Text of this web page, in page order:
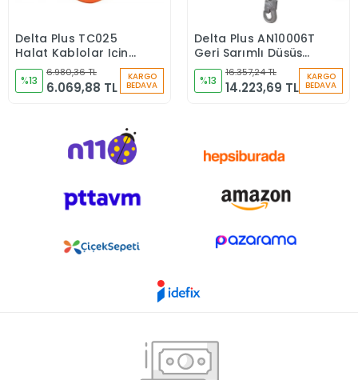
Sepete Ekle
Delta Plus TC025
Halat Kablolar Için
Çift Kansak Makara
%13
6.980,36 TL
6.069,88 TL
KARGO
BEDAVA
Sepete Ekle
Delta Plus AN10006T
Geri Sarımlı Düşüş
Durdurucu
%13
16.357,24 TL
14.223,69 TL
KARGO
BEDAVA